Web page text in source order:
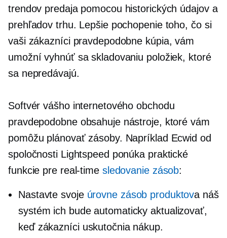
trendov predaja pomocou historických údajov a
prehľadov trhu. Lepšie pochopenie toho, čo si
vaši zákazníci pravdepodobne kúpia, vám
umožní vyhnúť sa skladovaniu položiek, ktoré
sa nepredávajú.
Softvér vášho internetového obchodu
pravdepodobne obsahuje nástroje, ktoré vám
pomôžu plánovať zásoby. Napríklad Ecwid od
spoločnosti Lightspeed ponúka praktické
funkcie pre real-time sledovanie zásob:
Nastavte svoje úrovne zásob produktova náš
systém ich bude automaticky aktualizovať,
keď zákazníci uskutočnia nákup.